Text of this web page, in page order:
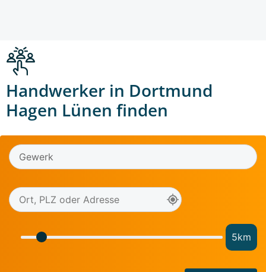
Handwerker in Dortmund
Hagen Lünen finden
5km